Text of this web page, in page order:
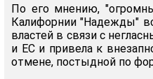
По его мнению,
Калифорнии "Надежды"
властей в связи с
и ЕС и привела к
отмене, постыдной по